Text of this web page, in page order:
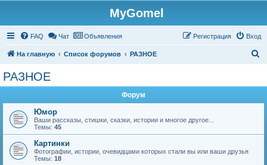
MyGomel
FAQ Чат Объявления Вход
Регистрация
На главную Список форумов РАЗНОЕ
РАЗНОЕ
Форум
Юмор
Ваши рассказы, стишки, сказки, истории и многое другое...
Темы: 45
Картинки
Фотографии, истории, очевидцами которых стали вы или ваши друзья
Темы: 18